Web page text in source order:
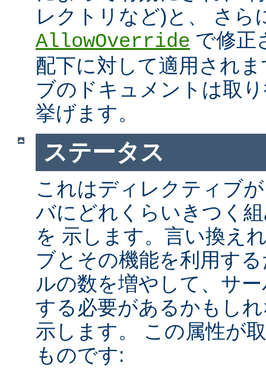
レクトリなど)と、 さら
AllowOverride で修正
配下に対して適用され
ブのドキュメントは取
挙げます。
ステータス
これはディレクティブ
バにどれくらいきつく
を 示します。言い換え
ブとその機能を利用す
ルの数を増やして、サ
する必要があるかもし
示します。 この属性が
ものです: